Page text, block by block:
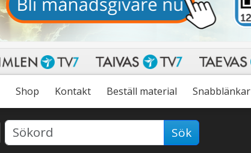
Shop Kontakt Beställ material Snabblänkar
Sök